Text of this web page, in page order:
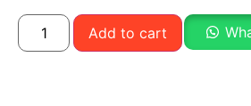
Add to cart